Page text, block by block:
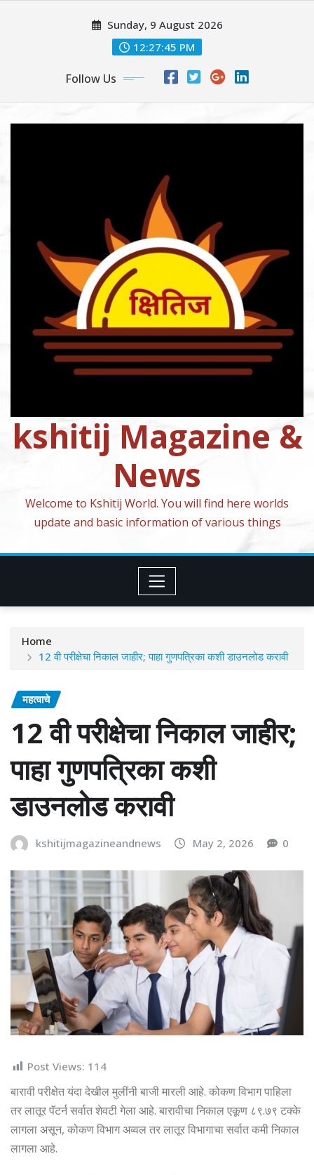
Sunday, 9 August 2026
12:27:47 PM
Follow Us
kshitij Magazine &
News
Welcome to Kshitij World. You will find here worlds
update and basic information of various things
Home
12 वी परीक्षेचा निकाल जाहीर; पाहा गुणपत्रिका कशी डाउनलोड करावी
महत्वाचे
12 वी परीक्षेचा निकाल जाहीर;
पाहा गुणपत्रिका कशी
डाउनलोड करावी
kshitijmagazineandnews May 2, 2026 0
Post Views: 114
बारावी परीक्षेत यंदा देखील मुलींनी बाजी मारली आहे. कोकण विभाग पाहिला
तर लातूर पॅटर्न सर्वात शेवटी गेला आहे. बारावीचा निकाल एकूण ८९.७९ टक्के
लागला असून, कोकण विभाग अव्वल तर लातूर विभागाचा सर्वात कमी निकाल
लागला आहे.